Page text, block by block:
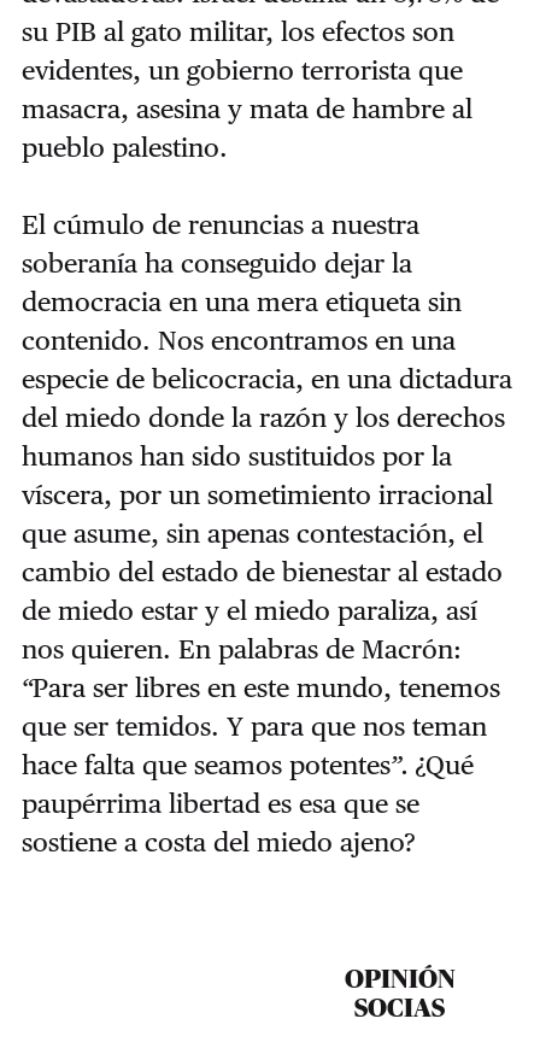
su PIB al gato militar, los efectos son
evidentes, un gobierno terrorista que
masacra, asesina y mata de hambre al
pueblo palestino.
El cúmulo de renuncias a nuestra
soberanía ha conseguido dejar la
democracia en una mera etiqueta sin
contenido. Nos encontramos en una
especie de belicocracia, en una dictadura
del miedo donde la razón y los derechos
humanos han sido sustituidos por la
víscera, por un sometimiento irracional
que asume, sin apenas contestación, el
cambio del estado de bienestar al estado
de miedo estar y el miedo paraliza, así
nos quieren. En palabras de Macrón:
“Para ser libres en este mundo, tenemos
que ser temidos. Y para que nos teman
hace falta que seamos potentes”. ¿Qué
paupérrima libertad es esa que se
sostiene a costa del miedo ajeno?
OPINIÓN
SOCIAS